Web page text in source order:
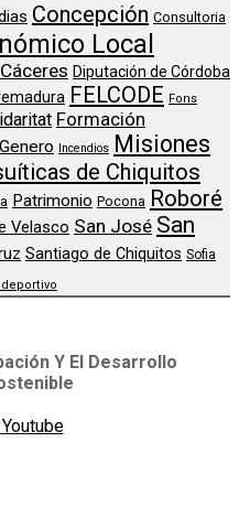
Concepción Consultoria
Local
Diputación de Córdoba
FELCODE Fons
Formación
Genero Incendios
Misiones
de Chiquitos
Patrimonio Pocona Roboré
Velasco San José San
Santiago de Chiquitos Sofia
Y El Desarrollo
Youtube